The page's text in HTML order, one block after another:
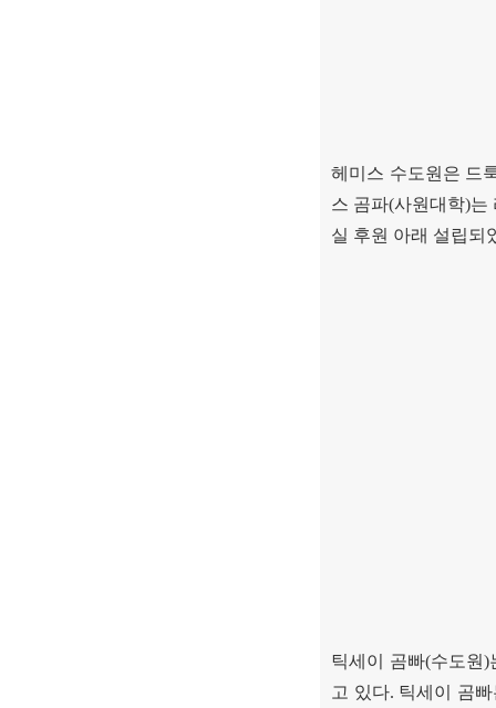
헤미스 수도원은 드
스 곰파(사원대학)는
실 후원 아래 설립되
틱세이 곰빠(수도원)
고 있다. 틱세이 곰